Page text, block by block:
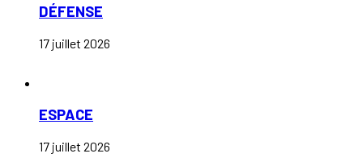
DÉFENSE
17 juillet 2026
ESPACE
17 juillet 2026